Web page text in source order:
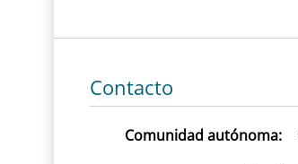
Contacto
Comunidad autónoma: